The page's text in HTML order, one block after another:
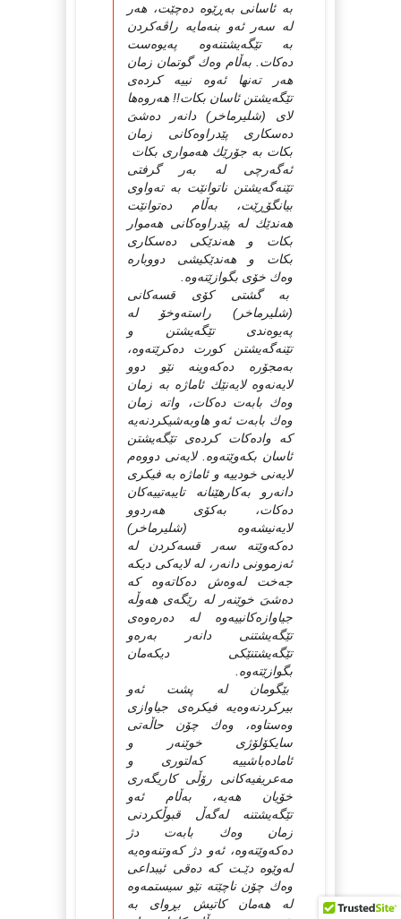
بە ئاسانى بەڕێوە دەچێت، هەر
لە سەر ئەو بنەمایە راڤەكردن
بە تێگەیشتنەوە پەیوەست
دەكات. بەڵام وەك گوتمان زمان
هەر تەنها ئەوە نییە كردەى
تێگەیشتن ئاسان بكات!! هەروەها
لاى (شلیرماخر) دانەر دەشىَ
دەسكارى پێدراوەكانى زمان
بكات بە جۆرێك هەموارى بكات
ئەگەرچى لە بەر گرفتى
تێنەگەیشتن ناتوانێت بە تەواوى
بیانگۆڕێت، بەڵام دەتوانێت
هەندێك لە پێدراوەكانى هەموار
بكات و هەندێكى دەسكارى
بكات و هەندێكیشى دووبارە
وەك خۆى بگوازێتەوە.
بە گشتى كۆى قسەكانى
(شلیرماخر) راستەوخۆ لە
پەیوەندى تێگەیشتن و
تێنەگەیشتن كورت دەكرێتەوە،
بەمجۆرە دەكەوینە نێو دوو
لایەنەوە لایەنێك ئاماژە بە زمان
وەك بابەت دەكات، واتە زمان
وەك بابەت ئەو هاوبەشیكردنەیە
كە وادەكات كردەى تێگەیشتن
ئاسان بكەوێتەوە. لایەنى دووەم
لایەنى خودییە و ئاماژە بە فیكرى
دانەرو بەكارهێنانە تایبەتییەكان
دەكات، بەكۆى هەردوو
لایەنیشەوە (شلیرماخر)
دەكەوێتە سەر قسەكردن لە
ئەزموونى دانەر، لە لایەكى دیكە
جەخت لەوەش دەكاتەوە كە
دەشىَ خوێنەر لە رێگەى هەوڵە
جیاوازەكانییەوە لە دەرەوەى
تێگەیشتنى دانەر بەرەو
تێگەیشتنێكى دیكەمان
بگوازێتەوە.
بێگومان لە پشت ئەو
بیركردنەوەیە فیكرەى جیاوازى
وەستاوە، وەك چۆن حاڵەتى
سایكۆلۆژى خوێنەر و
ئامادەباشییە كەلتورى و
مەعریفیەكانى رۆڵى كاریگەرى
خۆیان هەیە، بەڵام ئەو
تێگەیشتنە لەگەڵ قبوڵكردنى
زمان وەك بابەت دژ
دەكەوێتەوە، ئەو دژ كەوتنەوەیە
لەوێوە دێـت كە دەقى ئیبداعى
وەك چۆن ناچێتە نێو سیستمەوە
لە هەمان كاتیش بڕواى بە